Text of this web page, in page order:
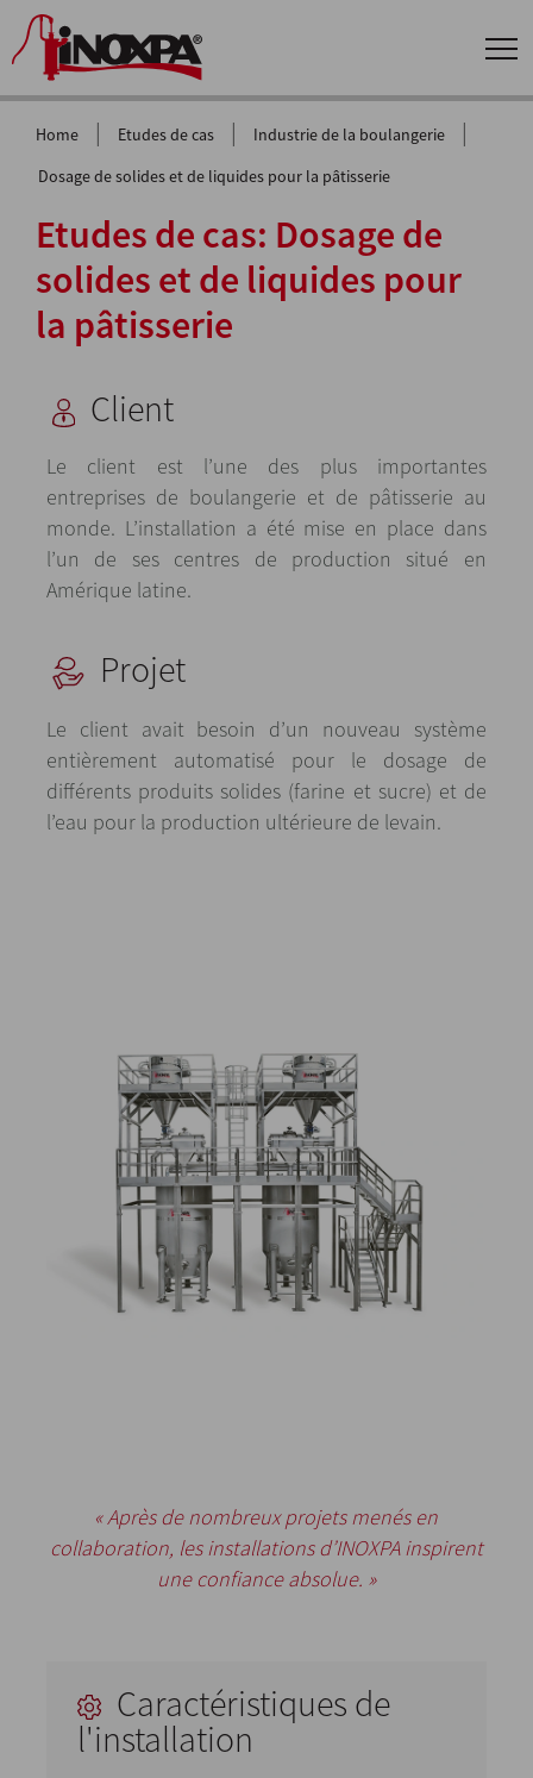
Home | Etudes de cas | Industrie de la boulangerie |
Dosage de solides et de liquides pour la pâtisserie
Etudes de cas: Dosage de
solides et de liquides pour
la pâtisserie
Client
Le client est l’une des plus importantes
entreprises de boulangerie et de pâtisserie au
monde. L’installation a été mise en place dans
l’un de ses centres de production situé en
Amérique latine.
Projet
Le client avait besoin d’un nouveau système
entièrement automatisé pour le dosage de
différents produits solides (farine et sucre) et de
l’eau pour la production ultérieure de levain.
« Après de nombreux projets menés en
collaboration, les installations d’INOXPA inspirent
une confiance absolue. »
Caractéristiques de
l'installation